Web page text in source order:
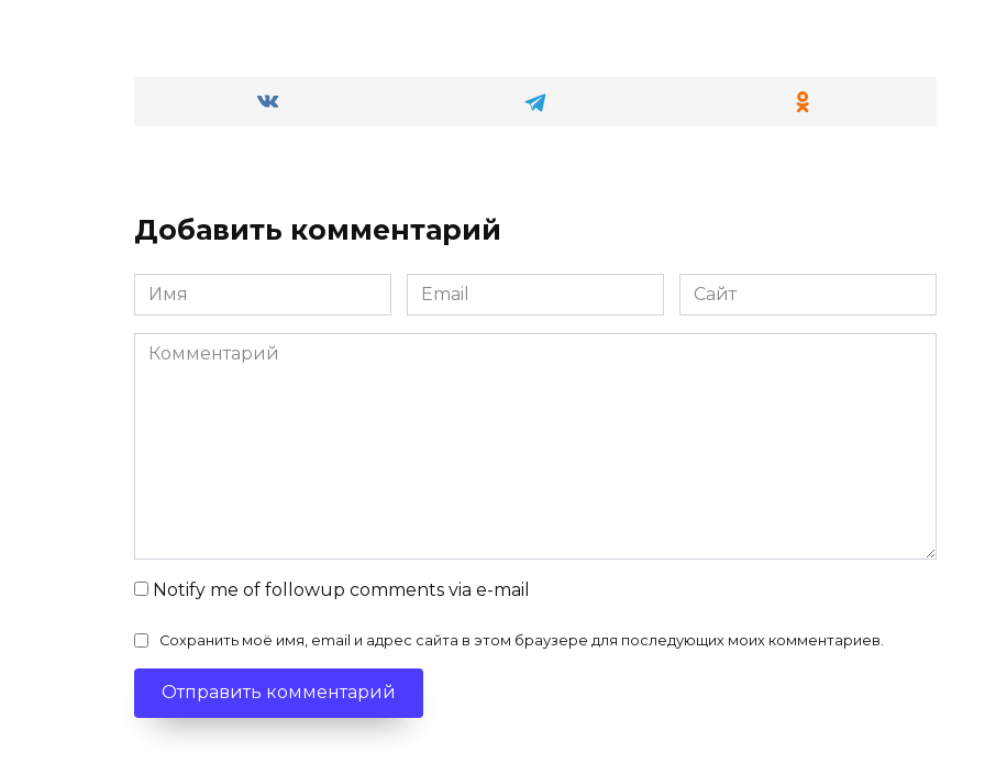
Добавить комментарий
Имя Email Сайт
Комментарий
Notify me of followup comments via e-mail
Сохранить моё имя, email и адрес сайта в этом браузере для последующих моих комментариев.